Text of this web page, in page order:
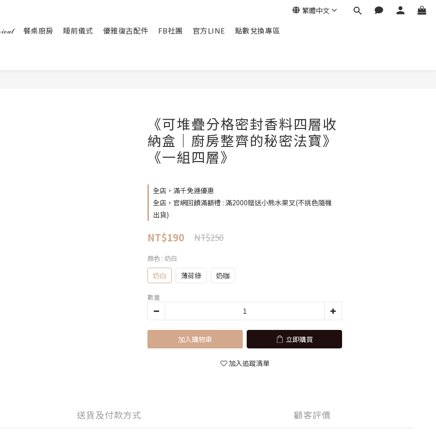
繁體中文
餐桌廚房 睡前儀式 優雅復古配件 FB社團 官方LINE 點數兌換專區
《可堆疊分格密封香料四層收
納盒｜廚房整齊的秘密法寶》
《一組四層》
全店，滿千免運優惠
全店，官網回饋滿額禮 : 滿2000贈送小熊水果叉(不挑色隨機
出貨)
NT$190 NT$250
顏色 : 奶白
奶白 薄荷綠 奶咖
數量
加入購物車 立即購買
加入追蹤清單
送貨及付款方式 顧客評價